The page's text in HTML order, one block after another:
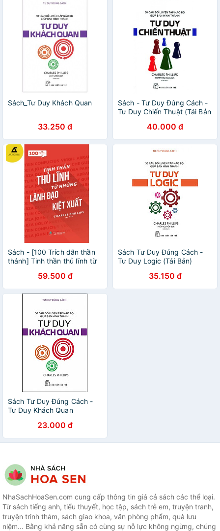
Sách_Tư Duy Khách Quan
33.250 đ
Sách - Tư Duy Đúng Cách -
Tư Duy Chiến Thuật (Tái Bản
40.000 đ
Sách - [100 Trích dẫn thần
thánh] Tinh thần thủ lĩnh từ
59.500 đ
Sách Tư Duy Đúng Cách -
Tư Duy Logic (Tái Bản)
35.150 đ
Sách Tư Duy Đúng Cách -
Tư Duy Khách Quan
23.000 đ
NhaSachHoaSen.com cung cấp thông tin giá cả sách các thể loại.
Từ sách tiếng anh, tiểu thuyết, học tập, sách trẻ em, truyện tranh,
truyện trinh thám, sách giao khoa, văn phòng phẩm, quà lưu
niệm... Bằng khả năng sẵn có cùng sự nỗ lực không ngừng, chúng